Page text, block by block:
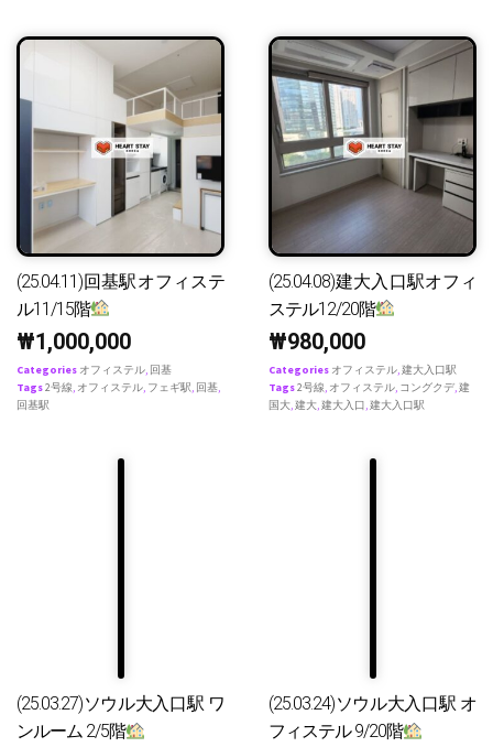
(25.04.11)回基駅オフィステ
ル11/15階
₩1,000,000
Categories オフィステル, 回基
Tags2号線, オフィステル, フェギ駅, 回基,
回基駅
(25.04.08)建大入口駅オフィ
ステル12/20階
₩980,000
Categories オフィステル,建大入口駅
Tags2号線, オフィステル, コングクデ,建
国大,建大,建大入口,建大入口駅
(25.03.27)ソウル大入口駅 ワ
ンルーム 2/5階
(25.03.24)ソウル大入口駅 オ
フィステル 9/20階